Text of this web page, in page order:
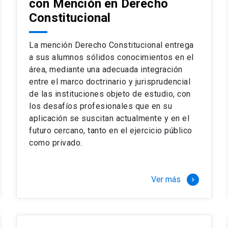
del programa hasta 8 semestres. Los alumnos que
principalmente a extranjeros, que permite concentrar
expectativas profesionales, eligiendo entre una variedad de
de graduación de diciembre a marzo.
complejo y sofisticado ejercicio profesional. La
de nuestros alumnos, tanto nacionales como
especialmente orientado a las necesidades de la
lectivos, seminarios de casos y actualización de
en los problemas legales más complejos.
perfeccionamiento en los conocimientos del área, tanto
compleja de los problemas que enfrenta nuestra
académico como en lo profesional, haciéndote
con Mención en Derecho
Constitucional
La mención Derecho Constitucional entrega
a sus alumnos sólidos conocimientos en el
área, mediante una adecuada integración
entre el marco doctrinario y jurisprudencial
de las instituciones objeto de estudio, con
los desafíos profesionales que en su
aplicación se suscitan actualmente y en el
futuro cercano, tanto en el ejercicio público
como privado.
Ver más keyboard_arrow_right